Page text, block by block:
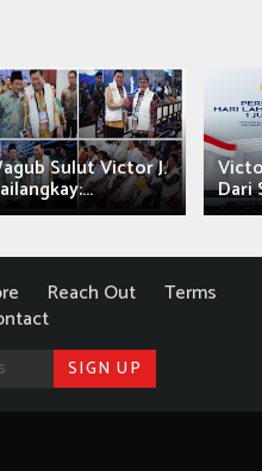
Sulut Victor J.
Dari
Reach Out
Terms